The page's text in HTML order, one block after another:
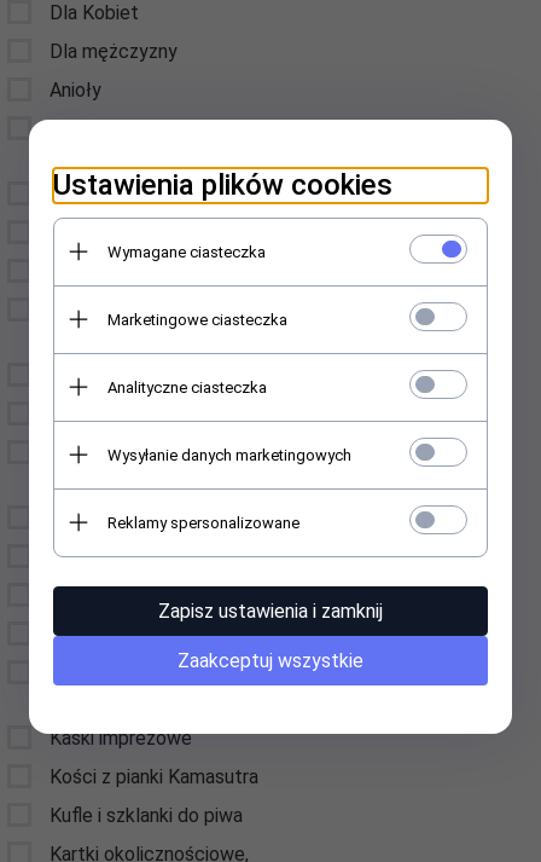
Dla Kobiet
Dla mężczyzny
Anioły
Gadżety do alkoholu
Czekolady
Deski drewniane
okazjonalne
Dyplomy
Dodatki do domu i
Etui na okulary
Drzewka Szczęścia
Figury i Figurki
Gry
Kamizelki odblaskowe z
Kaski imprezowe
Kości z pianki Kamasutra
Kufle i szklanki do piwa
Kartki okolicznościowe,
Ustawienia plików cookies
Wymagane ciasteczka
Marketingowe ciasteczka
Analityczne ciasteczka
Wysyłanie danych marketingowych
Reklamy spersonalizowane
Zapisz ustawienia i zamknij
Zaakceptuj wszystkie